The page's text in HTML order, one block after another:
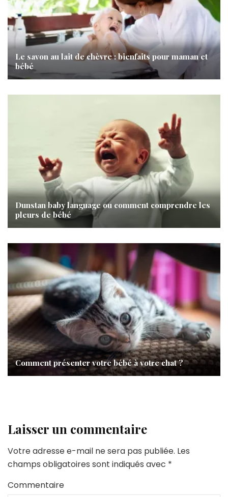
Le savon au lait de chèvre : bienfaits pour maman et
bébé
Dunstan baby language ou comment comprendre les
pleurs de bébé
Comment présenter votre bébé à votre chat ?
Laisser un commentaire
Votre adresse e-mail ne sera pas publiée. Les
champs obligatoires sont indiqués avec *
Commentaire